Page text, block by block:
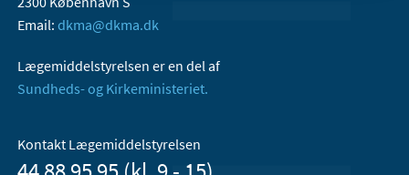
Email: dkma@dkma.dk
Lægemiddelstyrelsen er en del af
Sundheds- og Kirkeministeriet.
Kontakt Lægemiddelstyrelsen